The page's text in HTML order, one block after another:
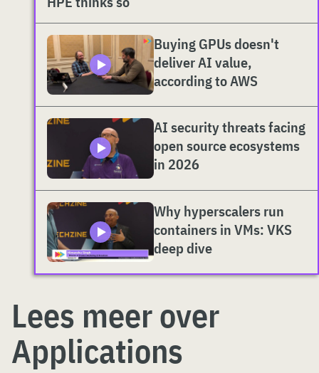
Buying GPUs doesn't
deliver AI value,
according to AWS
AI security threats facing
open source ecosystems
in 2026
Why hyperscalers run
containers in VMs: VKS
deep dive
Lees meer over
Applications